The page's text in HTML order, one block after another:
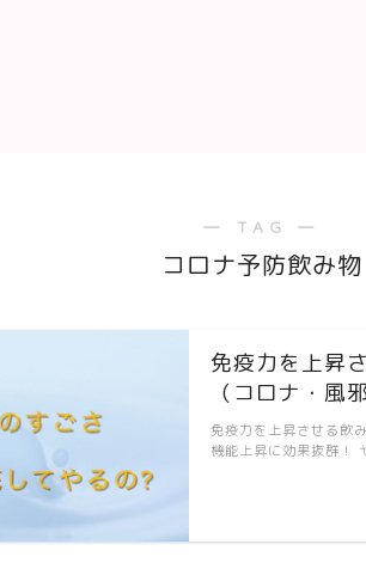
― TAG ―
コロナ予防飲み物
免疫力を上昇
（コロナ・風
免疫力を上昇させる飲
機能上昇に効果抜群！